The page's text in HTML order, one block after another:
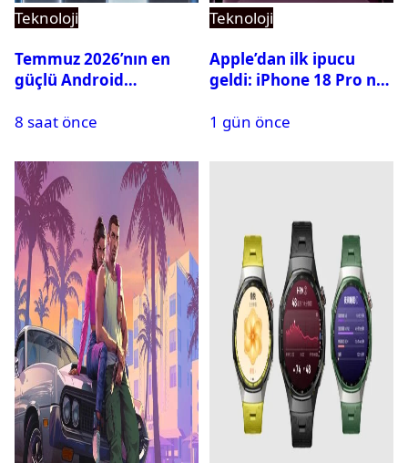
Teknoloji
Temmuz 2026’nın en
güçlü Android
8 saat önce
Teknoloji
Apple’dan ilk ipucu
geldi: iPhone 18 Pro ne
1 gün önce